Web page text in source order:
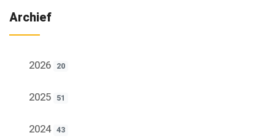
Archief
2026 20
2025 51
2024 43